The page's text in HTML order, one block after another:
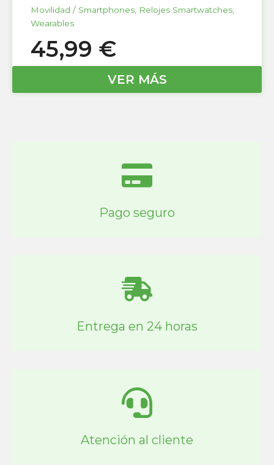
Movilidad / Smartphones Relojes Smartwatches
Wearables
45,99 €
VER MÁS
Pago seguro
Entrega en 24 horas
Atención al cliente